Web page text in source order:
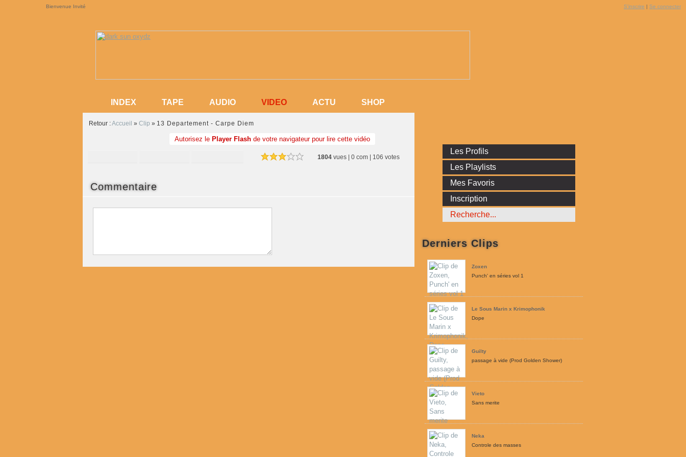
S'inscrire | Se connecter
Bienvenue Invité
SHOP
ACTU
VIDEO
VIDEO
AUDIO
AUDIO
TAPE
TAPE
INDEX
INDEX
Retour :Accueil » Clip » 13 Departement - Carpe Diem
Autorisez le Player Flash de votre navigateur pour lire cette vidéo
1804 vues | 0 com | 106 votes
Commentaire
Les Profils
Les Playlists
Mes Favoris
Inscription
Derniers Clips
Zoxen
Punch' en séries vol 1
Le Sous Marin x Krimophonik
Dope
Guilty
passage à vide (Prod Golden Shower)
Vieto
Sans merite
Neka
Controle des masses